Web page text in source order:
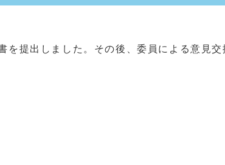
を提出しました。その後、委員による意見